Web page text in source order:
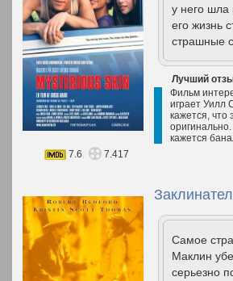
у него шла
его жизнь
страшные
Лучший
Фильм
играет Уилл
кажется,
кажется
7.6
7.417
Самое
Маклин
серьезно